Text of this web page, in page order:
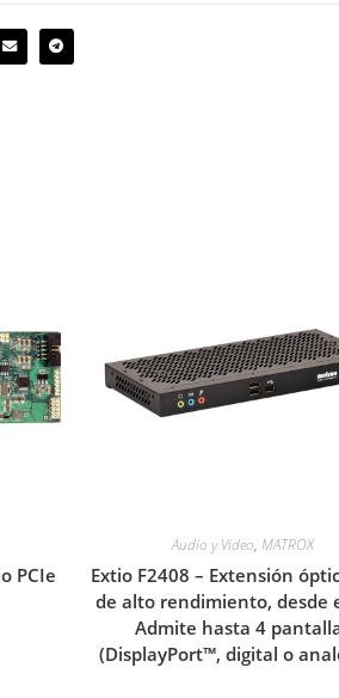
PCIe
Audio y Video, MATROX
Extio F2408 – Extensión
de alto rendimiento, desde
Admite hasta 4
(DisplayPort™, digital o